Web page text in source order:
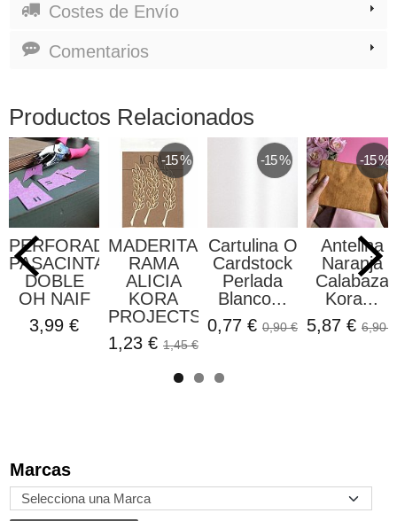
Marcas
Costes de Envío
Comentarios
Productos Relacionados
PERFORADORA
PASACINTAS
DOBLE
OH NAIF
3,99 €
-15 %
MADERITAS
RAMA
ALICIA
KORA
PROJECTS
1,23 € 1,45 €
-15 %
Cartulina O
Cardstock
Perlada
Blanco...
0,77 € 0,90 €
-15 %
Antelina
Naranja
Calabaza
Kora...
5,87 € 6,90 €